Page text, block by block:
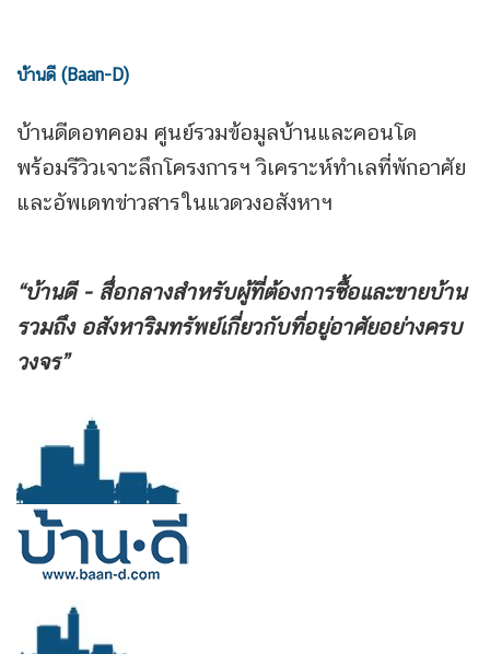
บ้านดี (Baan-D)
บ้านดีดอทคอม ศูนย์รวมข้อมูลบ้านและคอนโด
พร้อมรีวิวเจาะลึกโครงการฯ วิเคราะห์ทำเลที่พักอาศัย
และอัพเดทข่าวสารในแวดวงอสังหาฯ
“บ้านดี - สื่อกลางสำหรับผู้ที่ต้องการซื้อและขายบ้าน
รวมถึง อสังหาริมทรัพย์เกี่ยวกับที่อยู่อาศัยอย่างครบ
วงจร”